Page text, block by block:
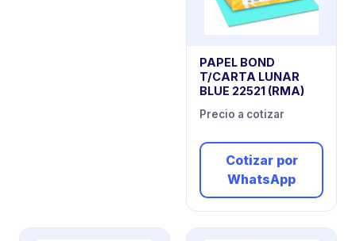
PAPEL BOND
T/CARTA LUNAR
BLUE 22521 (RMA)
Precio a cotizar
Cotizar por
WhatsApp